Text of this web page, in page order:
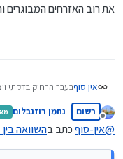
את רוב האזרחים המבוגרים
אין סוףבעבר הרחוק בדקתי
אגב, אאל"ט כללית
את רוב האזרחים
מנותק
רשום נחמן רוזנבלום
@אין-סוףכתב בהשוואה